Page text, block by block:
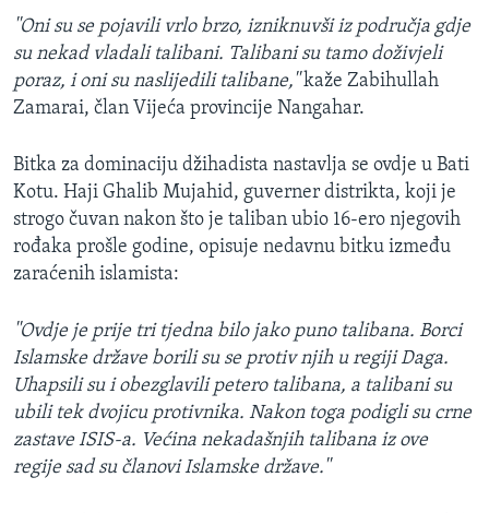
''Oni su se pojavili vrlo brzo, izniknuvši iz područja gdje
su nekad vladali talibani. Talibani su tamo doživjeli
poraz, i oni su naslijedili talibane,''kaže Zabihullah
Zamarai, član Vijeća provincije Nangahar.
Bitka za dominaciju džihadista nastavlja se ovdje u Bati
Kotu. Haji Ghalib Mujahid, guverner distrikta, koji je
strogo čuvan nakon što je taliban ubio 16-ero njegovih
rođaka prošle godine, opisuje nedavnu bitku između
zaraćenih islamista:
''Ovdje je prije tri tjedna bilo jako puno talibana. Borci
Islamske države borili su se protiv njih u regiji Daga.
Uhapsili su i obezglavili petero talibana, a talibani su
ubili tek dvojicu protivnika. Nakon toga podigli su crne
zastave ISIS-a. Većina nekadašnjih talibana iz ove
regije sad su članovi Islamske države.''